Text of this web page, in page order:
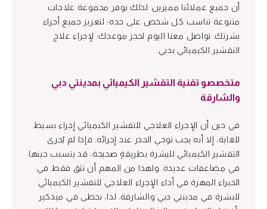
أن جميع عملائنا مميزين. لذلك نوفر مجموعة علاجات
متنوعة تناسب كل شخص على حده؛ لتعزيز جميع أجزاء
بشرتك. تواصل معنا اليوم لحجز موعدك؛ لإجراء علاج
التقشير الكيميائي بدبي.
متخصصو تقنية التقشير الكيميائي بمدينتي دبي
والشارقة
في حين أن الإجراء العلاجي للتقشير الكيميائي إجراء بسيط
للغاية، إلا أنه يجب توخي الحذر عند إجرائه. فإذا لم يُجرى
التقشير الكيميائي للبشرة بطريقةٍ صحيحة، قد يتسبب حينها
في مضاعفات عديدة. ولهذا من المهم أن تثق فقط في
الخبراء المهرة في أداء الإجراء العلاجي للتقشير الكيميائي
للبشرة في مدينتي دبي والشارقة. لذا، نحظى في ميدكير